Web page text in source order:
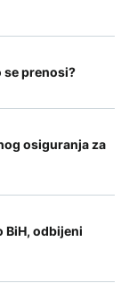
se prenosi?
osiguranja za
BiH, odbijeni